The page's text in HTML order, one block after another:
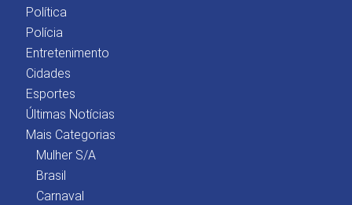
Política
Polícia
Entretenimento
Cidades
Esportes
Últimas Notícias
Mais Categorias
Mulher S/A
Brasil
Carnaval